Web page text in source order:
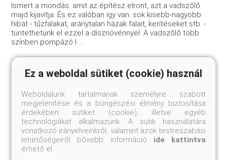
Ismert a mondás: amit az építész elront, azt a vadszőlő
majd kijavítja. És ez valóban így van: sok kisebb-nagyobb
hibát - tűzfalakat, aránytalan házak falait, kerítéseket stb. -
tüntethetünk el ezzel a dísznövénnyel. A vadszőlő több
színben pompázó l ...
Elolvasom
Kínai kúszó kecskerágó (Euonymus
Ez a weboldal sütiket (cookie) használ
Weboldalunk tartalmának személyre szabott
megjelenítése és a böngészési élmény biztosítása
érdekében sütiket (cookie), illetve egyéb
technológiákat alkalmazunk. A sütik használatára
vonatkozó irányelveinkről, valamint azok testreszabási
lehetőségeiről bővebb információ ide kattintva
érhető el.